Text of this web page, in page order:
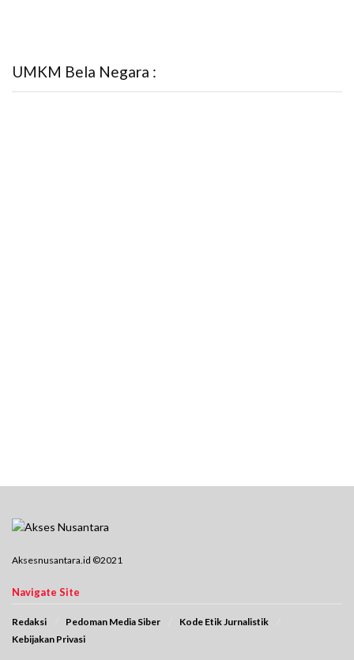
UMKM Bela Negara :
Aksesnusantara.id ©2021
Navigate Site
Redaksi Pedoman Media Siber
Kode Etik Jurnalistik
Kebijakan Privasi